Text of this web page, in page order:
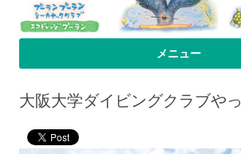
プーラン・プーラン｜
ーカヤック
小笠原父島のシーカヤックスクール＆ツアー
ヤッククラブ」、森のコテージのお宿の「プー
メニュー
大阪大学ダイビングクラブや